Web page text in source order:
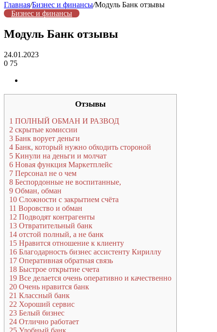
Главная/Бизнес и финансы/Модуль Банк отзывы
Бизнес и финансы
Модуль Банк отзывы
24.01.2023
0 75
Отзывы
1 ПОЛНЫЙ ОБМАН И РАЗВОД
2 скрытые комиссии
3 Банк ворует деньги
4 Банк, который нужно обходить стороной
5 Кинули на деньги и молчат
6 Новая функция Маркетплейс
7 Персонал не о чем
8 Беспордонные не воспитанные,
9 Обман, обман
10 Сложности с закрытием счёта
11 Воровство и обман
12 Подводят контрагенты
13 Отвратительный банк
14 отстой полный, а не банк
15 Нравится отношение к клиенту
16 Благодарность бизнес ассистенту Кириллу
17 Оперативная обратная связь
18 Быстрое открытие счета
19 Все делается очень оперативно и качественно
20 Очень нравится банк
21 Классный банк
22 Хороший сервис
23 Белый бизнес
24 Отлично работает
25 Удобный банк